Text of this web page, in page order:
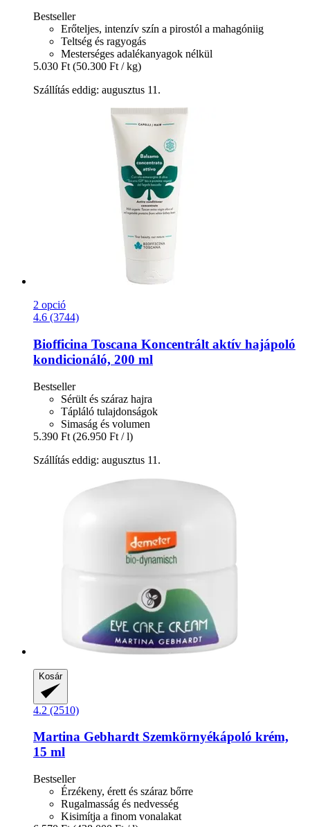
Bestseller
Erőteljes, intenzív szín a pirostól a mahagóniig
Teltség és ragyogás
Mesterséges adalékanyagok nélkül
5.030 Ft (50.300 Ft / kg)
Szállítás eddig: augusztus 11.
2 opció
4.6 (3744)
Biofficina Toscana Koncentrált aktív hajápoló
kondicionáló, 200 ml
Bestseller
Sérült és száraz hajra
Tápláló tulajdonságok
Simaság és volumen
5.390 Ft (26.950 Ft / l)
Szállítás eddig: augusztus 11.
Kosár
4.2 (2510)
Martina GebhardtSzemkörnyékápoló krém,
15 ml
Bestseller
Érzékeny, érett és száraz bőrre
Rugalmasság és nedvesség
Kisimítja a finom vonalakat